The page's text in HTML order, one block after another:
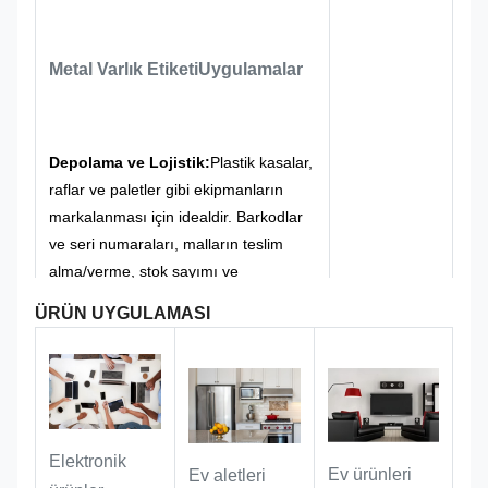
sırasında ekipmanın veya personelin
gereksinimlerini karşılamak için
tabelanın köşeleri keskin çapaksız
olarak yuvarlatılmıştır.
Metal Varlık EtiketiUygulamalar
Depolama ve Lojistik:Plastik kasalar,
raflar ve paletler gibi ekipmanların
markalanması için idealdir. Barkodlar
ve seri numaraları, malların teslim
alma/verme, stok sayımı ve
izlenebilirlik süreçlerinde hızlı ve
verimli yönetilmesini sağlar.
Kamu varlık yönetimi:dış mekan
tesislerine, resmi araçlara, ofis
ekipmanlarına, kamu varlıklarına ve
ÜRÜN UYGULAMASI
Elektronik
Ev aletleri Ev ürünleri